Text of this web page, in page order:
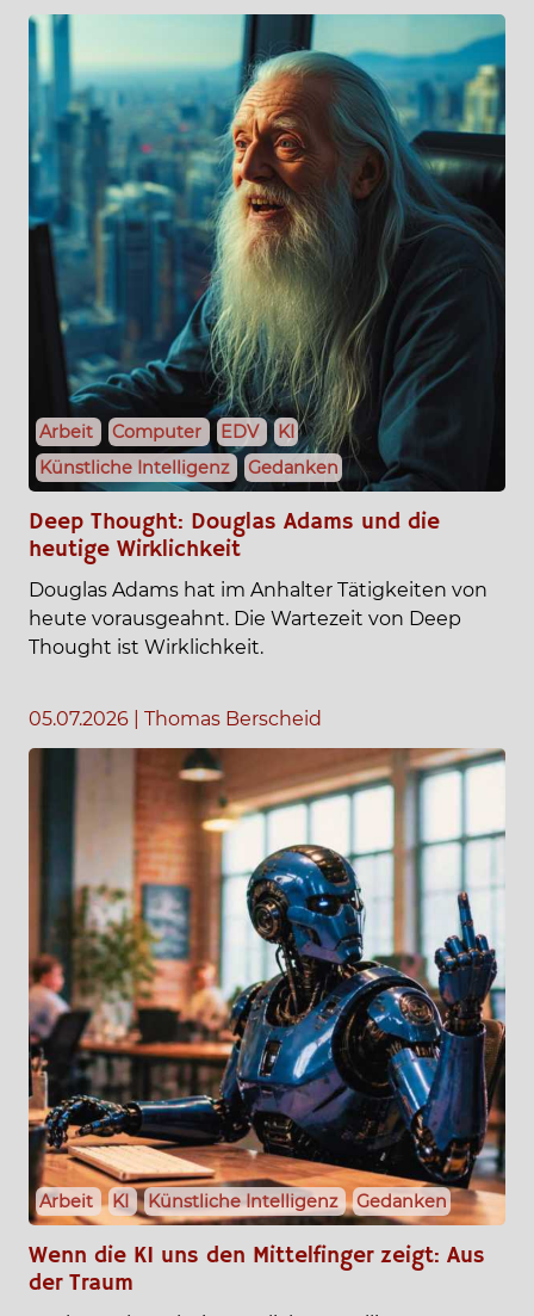
Arbeit Computer EDV
KI
Künstliche Intelligenz
Gedanken
Deep Thought: Douglas Adams und die
heutige Wirklichkeit
Douglas Adams hat im Anhalter Tätigkeiten von
heute vorausgeahnt. Die Wartezeit von Deep
Thought ist Wirklichkeit.
05.07.2026 Thomas Berscheid
Arbeit KI Künstliche Intelligenz Gedanken
Wenn die KI uns den Mittelfinger zeigt: Aus
der Traum